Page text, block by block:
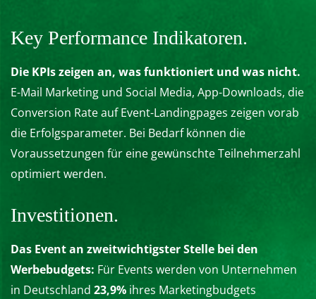
Key Performance Indikatoren.
Die KPIs zeigen an, was funktioniert und was nicht.
E-Mail Marketing und Social Media, App-Downloads, die
Conversion Rate auf Event-Landingpages zeigen vorab
die Erfolgsparameter. Bei Bedarf können die
Voraussetzungen für eine gewünschte Teilnehmerzahl
optimiert werden.
Investitionen.
Das Event an zweitwichtigster Stelle bei den
Werbebudgets: Für Events werden von Unternehmen
in Deutschland 23,9% ihres Marketingbudgets